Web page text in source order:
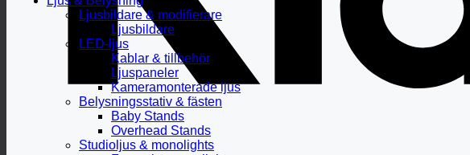
Ljusbildare & modifierare
Ljusbildare
LED-ljus
Kablar & tillbehör
Ljuspaneler
Kameramonterade ljus
Belysningsstativ & fästen
Baby Stands
Overhead Stands
Studioljus & monolights